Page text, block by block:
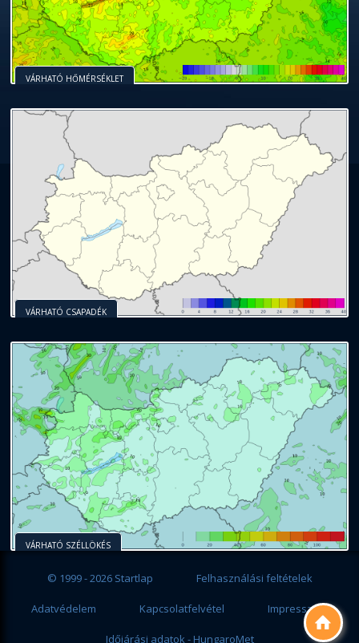

VÁRHATÓ HŐMÉRSÉKLET
VÁRHATÓ CSAPADÉK
VÁRHATÓ SZÉLLÖKÉS
© 1999 - 2026 Startlap Felhasználási feltételek
Adatvédelem Kapcsolatfelvétel Impresszum
Időjárási adatok - HungaroMet